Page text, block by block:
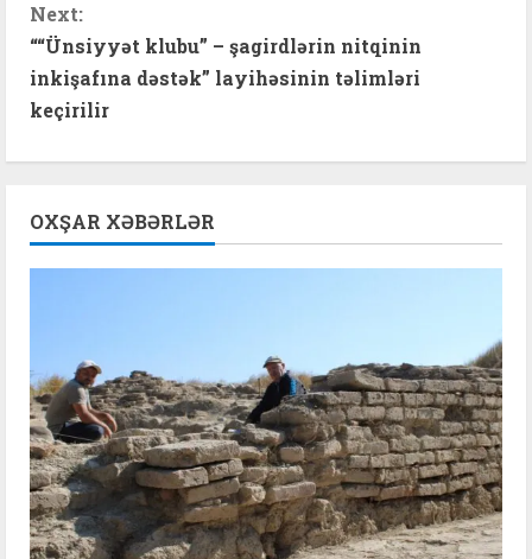
t
i
n
u
e
R
a
d
i
n
Next:
““Ünsiyyət klubu” – şagirdlərin nitqinin
inkişafına dəstək” layihəsinin təlimləri
keçirilir
OXŞAR XƏBƏRLƏR